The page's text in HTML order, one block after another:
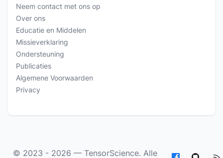
Neem contact met ons op
Over ons
Educatie en Middelen
Missieverklaring
Ondersteuning
Publicaties
Algemene Voorwaarden
Privacy
© 2023 - 2026 — TensorScience. Alle